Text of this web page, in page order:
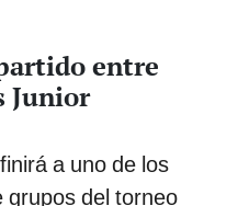
entre
Junior
a uno de los
grupos del torneo